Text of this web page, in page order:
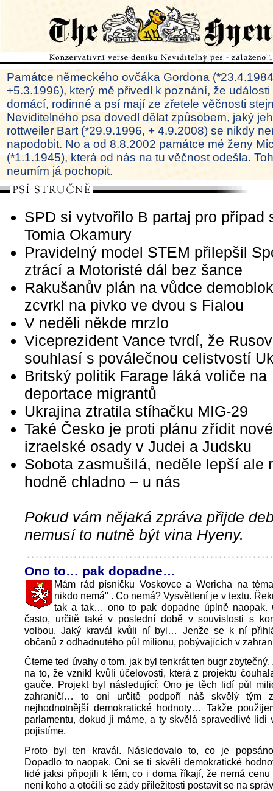
Památce německého ovčáka Gordona
+5.3.1996), který mě přivedl k poznání, že
domácí, rodinné a psí mají ze zřetele věčnosti
Neviditelného psa dovedl dělat způsobem, jaký
rottweiler Bart (*29.9.1996, + 4.9.2008) se nikdy
napodobit. No a od 8.8.2002 památce mé ženy
(*1.1.1945), která od nás na tu věčnost odešla.
neumím já pochopit.
SPD si vytvořilo B partaj pro případ
Tomia Okamury
Pravidelný model STEM přilepšil
ztrácí a Motoristé dál bez šance
Rakušanův plán na vůdce
zcvrkl na pivko ve dvou s Fialou
V neděli někde mrzlo
Viceprezident Vance tvrdí, že
souhlasí s poválečnou celistvostí
Britský politik Farage láká voliče na
deportace migrantů
Ukrajina ztratila stíhačku MIG-29
Také Česko je proti plánu zřídit nové
izraelské osady v Judei a Judsku
Sobota zasmušilá, neděle lepší ale
hodně chladno – u nás
Pokud vám nějaká zpráva přijde
nemusí to nutně být vina Hyeny.
Ono to… pak dopadne…
Mám rád písničku Voskovce a Wericha na
nikdo nemá" . Co nemá? Vysvětlení je v textu.
tak a tak… ono to pak dopadne úplně naopak.
často, určitě také v poslední době v souvislosti s
volbou. Jaký kravál kvůli ní byl… Jenže se k ní
občanů z odhadnutého půl milionu, pobývajících v
Čteme teď úvahy o tom, jak byl tenkrát ten bugr
na to, že vznikl kvůli účelovosti, která z projektu
gauče. Projekt byl následující: Ono je těch lidí půl
zahraničí… to oni určitě podpoří náš skvělý tým
nejhodnotnější demokratické hodnoty… Takže
parlamentu, dokud ji máme, a ty skvělá spravedlivé lidi
pojistíme.
Proto byl ten kravál. Následovalo to, co je
Dopadlo to naopak. Oni se ti skvělí demokratické
lidé jaksi připojili k těm, co i doma říkají, že nemá cenu
není koho a otočili se zády příležitosti postavit se na